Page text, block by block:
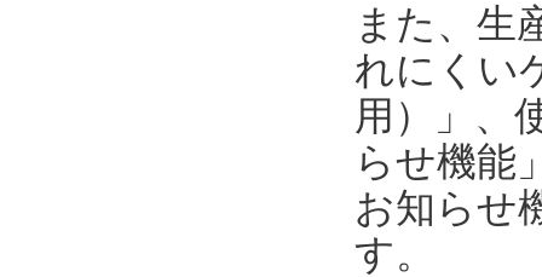
また、生
れにくい
用）」、
らせ機能
お知らせ
す。